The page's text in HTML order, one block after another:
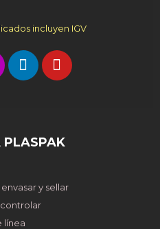
incluyen IGV
PLASPAK
y sellar
controlar
línea